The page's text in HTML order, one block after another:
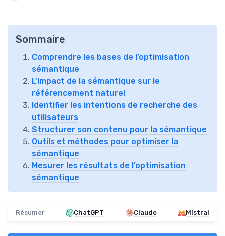
Sommaire
Comprendre les bases de l’optimisation
sémantique
L’impact de la sémantique sur le
référencement naturel
Identifier les intentions de recherche des
utilisateurs
Structurer son contenu pour la sémantique
Outils et méthodes pour optimiser la
sémantique
Mesurer les résultats de l’optimisation
sémantique
Résumer ChatGPT Claude Mistral